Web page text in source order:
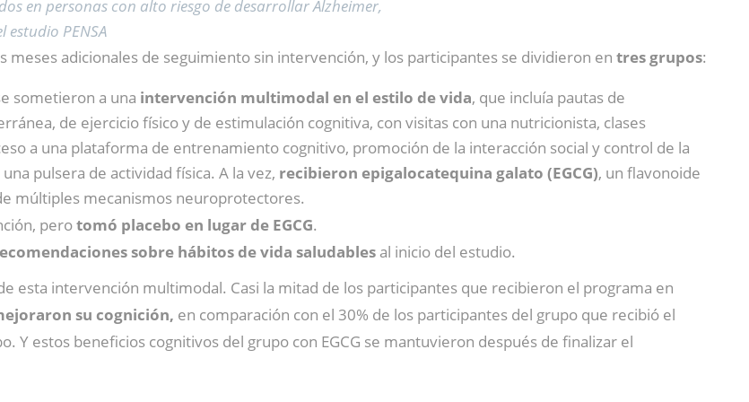
en personas con alto riesgo de desarrollar Alzheimer,
estudio PENSA
meses adicionales de seguimiento sin intervención, y los participantes se dividieron en tres grupos:
sometieron a una intervención multimodal en el estilo de vida, que incluía pautas de
de ejercicio físico y de estimulación cognitiva, con visitas con una nutricionista, clases
a una plataforma de entrenamiento cognitivo, promoción de la interacción social y control de la
pulsera de actividad física. A la vez, recibieron epigalocatequina galato (EGCG), un flavonoide
múltiples mecanismos neuroprotectores.
perotomó placebo en lugar de EGCG.
sobre hábitos de vida saludables al inicio del estudio.
esta intervención multimodal. Casi la mitad de los participantes que recibieron el programa en
su cognición, en comparación con el 30% de los participantes del grupo que recibió el
Y estos beneficios cognitivos del grupo con EGCG se mantuvieron después de finalizar el